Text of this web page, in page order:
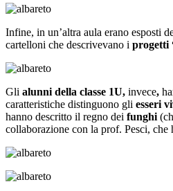
Infine, in un’altra aula erano esposti
cartelloni che descrivevano i progetti
Gli alunni della classe 1U, invece,
caratteristiche distinguono gli esseri
hanno descritto il regno dei funghi
collaborazione con la prof. Pesci,